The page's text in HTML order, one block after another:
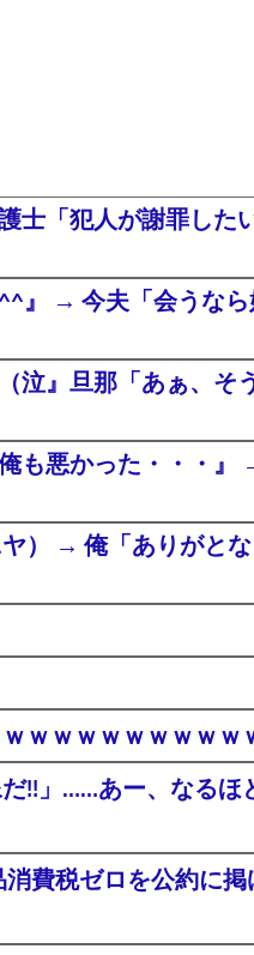
士「犯人が謝罪した
』 → 今夫「会うなら
』旦那「あぁ、そ
も悪かった・・・』
） → 俺「ありがと
ｗｗｗｗｗｗｗｗｗ
!!」……あー、なるほ
消費税ゼロを公約に